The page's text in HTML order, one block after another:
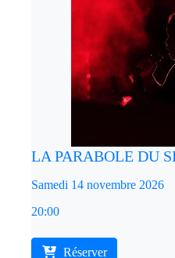
LA PARABOLE DU
Samedi 14 novembre 2026
20:00
Réserver